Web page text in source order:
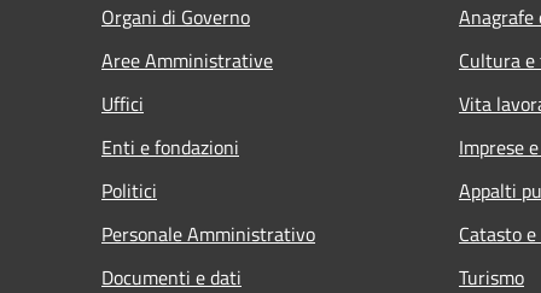
Organi di Governo
Aree Amministrative
Uffici
Enti e fondazioni
Politici
Personale Amministrativo
Documenti e dati
Cultura
Vita
Imprese
Appalti
Catasto
Turismo